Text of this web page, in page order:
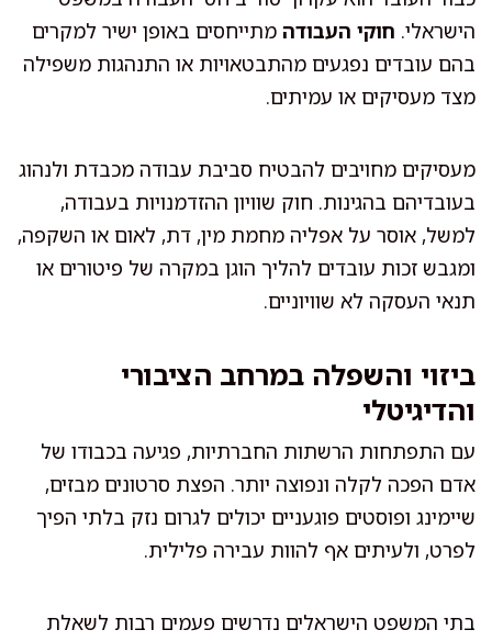
הישראלי. חוקי העבודה מתייחסים באופן ישיר למקרים
בהם עובדים נפגעים מהתבטאויות או התנהגות משפילה
מצד מעסיקים או עמיתים.
מעסיקים מחויבים להבטיח סביבת עבודה מכבדת ולנהוג
בעובדיהם בהגינות. חוק שוויון ההזדמנויות בעבודה,
למשל, אוסר על אפליה מחמת מין, דת, לאום או השקפה,
ומגבש זכות עובדים להליך הוגן במקרה של פיטורים או
תנאי העסקה לא שוויוניים.
ביזוי והשפלה במרחב הציבורי
והדיגיטלי
עם התפתחות הרשתות החברתיות, פגיעה בכבודו של
אדם הפכה לקלה ונפוצה יותר. הפצת סרטונים מבזים,
שיימינג ופוסטים פוגעניים יכולים לגרום נזק בלתי הפיך
לפרט, ולעיתים אף להוות עבירה פלילית.
בתי המשפט הישראלים נדרשים פעמים רבות לשאלת